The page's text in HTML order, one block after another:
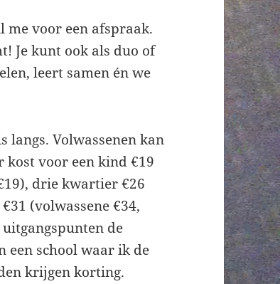
me voor een afspraak.
Je kunt ook als duo of
leert samen én we
Volwassenen kan
voor een kind €19
drie kwartier €26
(volwassene €34,
de
een school waar ik de
krijgen korting.